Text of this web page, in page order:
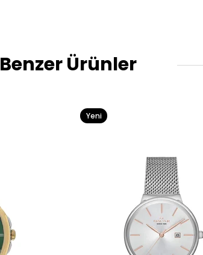
Benzer Ürünler
Yeni